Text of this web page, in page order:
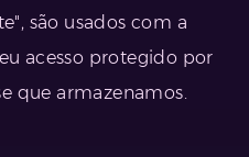
são usados ​​com a
acesso protegido por
que armazenamos.